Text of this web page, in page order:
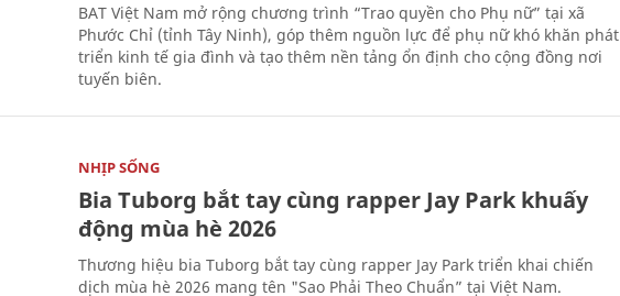
BAT Việt Nam mở rộng chương trình “Trao quyền cho Phụ nữ” tại xã
Phước Chỉ (tỉnh Tây Ninh), góp thêm nguồn lực để phụ nữ khó khăn phát
triển kinh tế gia đình và tạo thêm nền tảng ổn định cho cộng đồng nơi
tuyến biên.
NHỊP SỐNG
Bia Tuborg bắt tay cùng rapper Jay Park khuấy
động mùa hè 2026
Thương hiệu bia Tuborg bắt tay cùng rapper Jay Park triển khai chiến
dịch mùa hè 2026 mang tên "Sao Phải Theo Chuẩn” tại Việt Nam.